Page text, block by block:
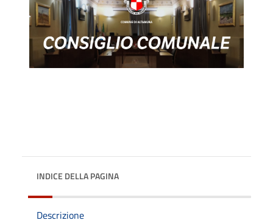
INDICE DELLA PAGINA
Descrizione